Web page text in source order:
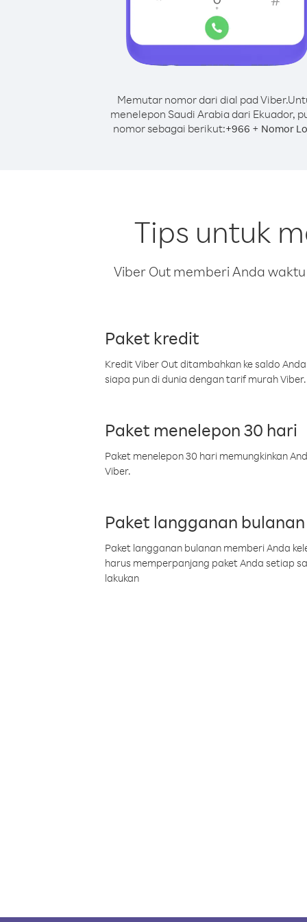
Memutar nomor dari dial pad Viber.
menelepon Saudi Arabia dari Ekuador,
nomor sebagai berikut:+966 + Nomor
Tips untuk
Viber Out memberi Anda
Paket kredit
Kredit Viber Out ditambahkan ke saldo
siapa pun di dunia dengan tarif murah Viber.
Paket menelepon 30 hari
Paket menelepon 30 hari memungkinkan
Viber.
Paket langganan bulanan
Paket langganan bulanan memberi Anda
harus memperpanjang paket Anda setiap
lakukan